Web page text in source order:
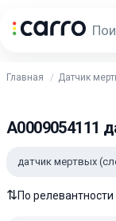
Главная Датчик
A0009054111
датчик мертвых
⇅По релевантности